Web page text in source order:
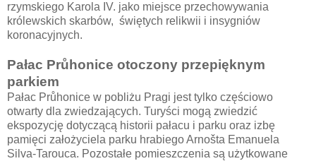
rzymskiego Karola IV. jako miejsce przechowywania
królewskich skarbów, świętych relikwii i insygniów
koronacyjnych.
Pałac Průhonice otoczony przepięknym
parkiem
Pałac Průhonice w pobliżu Pragi jest tylko częściowo
otwarty dla zwiedzających. Turyści mogą zwiedzić
ekspozycję dotyczącą historii pałacu i parku oraz izbę
pamięci założyciela parku hrabiego Arnošta Emanuela
Silva-Tarouca. Pozostałe pomieszczenia są użytkowane